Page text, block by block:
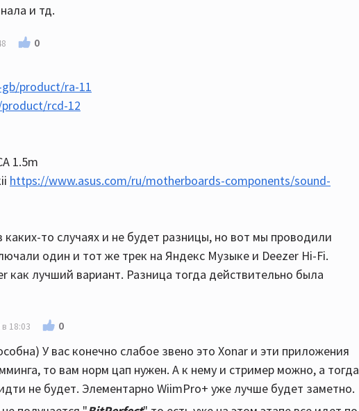
и тд.
0
product/ra-11
rcd-12
1.5m
https://www.asus.com/ru/motherboards-components/sound-
каких-то случаях и не будет разницы, но вот мы проводили
один и тот же трек на Яндекс Музыке и Deezer Hi-Fi.
как лучший вариант. Разница тогда действительно была
18:03 0
У вас конечно слабое звено это Xonar и эти приложения
то вам норм цап нужен. А к нему и стример можно, а тогда
не будет. Элементарно WiimPro+ уже лучше будет заметно.